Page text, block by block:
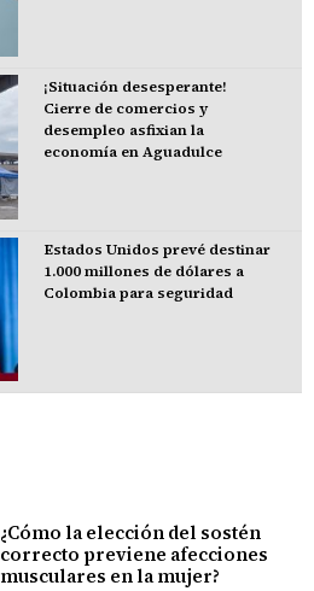
¡Situación desesperante!
Cierre de comercios y
desempleo asfixian la
economía en Aguadulce
Estados Unidos prevé destinar
1.000 millones de dólares a
Colombia para seguridad
¿Cómo la elección del sostén
correcto previene afecciones
musculares en la mujer?